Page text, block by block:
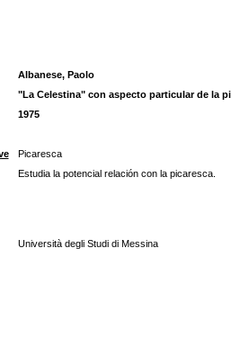
Albanese, Paolo
"La Celestina" con aspecto particular de la
1975
Picaresca
Estudia la potencial relación con la picaresca.
Università degli Studi di Messina